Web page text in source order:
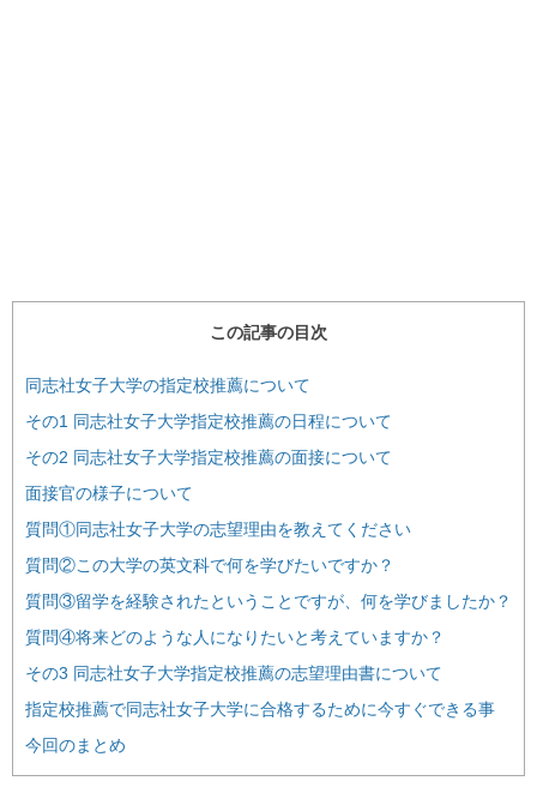
この記事の目次
同志社女子大学の指定校推薦について
その1 同志社女子大学指定校推薦の日程について
その2 同志社女子大学指定校推薦の面接について
面接官の様子について
質問①同志社女子大学の志望理由を教えてください
質問②この大学の英文科で何を学びたいですか？
質問③留学を経験されたということですが、何を学びましたか？
質問④将来どのような人になりたいと考えていますか？
その3 同志社女子大学指定校推薦の志望理由書について
指定校推薦で同志社女子大学に合格するために今すぐできる事
今回のまとめ